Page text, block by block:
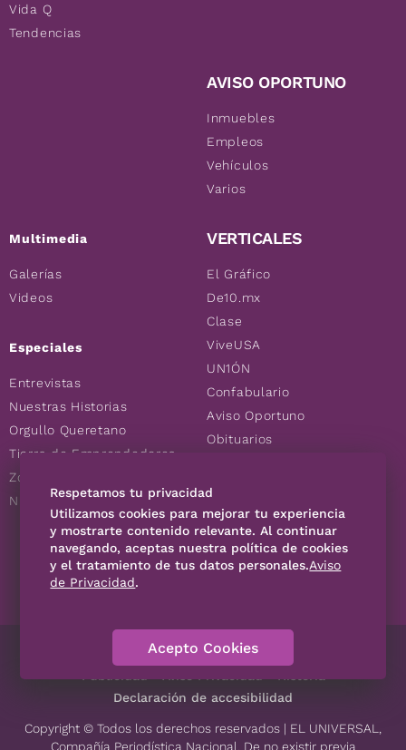
Vida Q
Tendencias
Multimedia
Galerías
Videos
Especiales
Entrevistas
Nuestras Historias
Orgullo Queretano
Tierra de Emprendedores
Zoociales
Nuevos Queretanos
AVISO OPORTUNO
Inmuebles
Empleos
Vehículos
Varios
VERTICALES
El Gráfico
De10.mx
Clase
ViveUSA
UN1ÓN
Confabulario
Aviso Oportuno
Obituarios
Consultas
SÍGUENOS
Contáctanos Código de Ética
Declaración de accesibilidad
Copyright © Todos los derechos reservados | EL UNIVERSAL,
Compañía Periodística Nacional. De no existir previa
Respetamos tu privacidad
Utilizamos cookies para mejorar tu experiencia
y mostrarte contenido relevante. Al continuar
navegando, aceptas nuestra política de cookies
y el tratamiento de tus datos personales.Aviso
de Privacidad.
Acepto Cookies